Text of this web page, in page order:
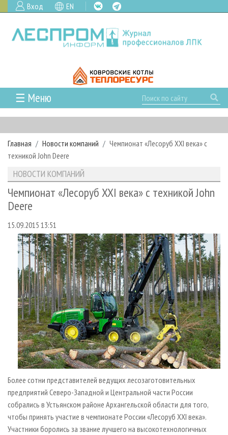
Вход EN
☰ Меню
ГЛАВНАЯ
РУБРИКИ И ТЕМЫ
РУБРИКИ ЖУРНАЛА
ЛЕСНОЕ ХОЗЯЙСТВО
ЛЕСОЗАГОТОВКА
ЛЕСОПИЛЕНИЕ
СУШКА ДРЕВЕСИНЫ
ПРОИЗВОДСТВО ДРЕВЕСНЫХ ПЛИТ
ДЕРЕВЯННОЕ ДОМОСТРОЕНИЕ
ПРОИЗВОДСТВО МЕБЕЛИ
БИОЭНЕРГЕТИКА
ЦБП
ИНСТРУМЕНТ И МАТЕРИАЛЫ
НОВОСТИ
КАЛЕНДАРЬ СОБЫТИЙ
НОВОСТИ ЛПК
НОВОСТИ ЖУРНАЛА
ПРОЕКТЫ ЛПИ
АНАЛИТИКА
ПРЕДПРИЯТИЯ ЛПК
ПЕРСОНЫ
МОБИЛЬНЫЕ ВЫСТАВКИ
ОФИЦИАЛЬНЫЕ ДЕЛЕГАЦИИ
ПРИОРИТЕТНЫЕ ИНВЕСТПРОЕКТЫ
RUSSIAN FORESTRY REVIEW
ГАЗЕТА ЛЕСПРОМФОРУМ
БИБЛИОТЕКА СПЕЦИАЛИСТА
АРХИВ ЖУРНАЛОВ
О ЖУРНАЛЕ
ПОДПИСКА
КОНТАКТЫ
РЕКЛАМОДАТЕЛЯМ
РЕКЛАМА
РЕКЛАМА НА САЙТЕ
Главная Новости компаний
Чемпионат «Лесоруб XXI века» c
техникой John Deere
НОВОСТИ КОМПАНИЙ
Чемпионат «Лесоруб XXI века» c техникой John
Deere
15.09.2015 13:51
Более сотни представителей ведущих лесозаготовительных
предприятий Северо-Западной и Центральной части России
собрались в Устьянском районе Архангельской области для того,
чтобы принять участие в чемпионате России «Лесоруб XXI века».
Участники боролись за звание лучшего на высокотехнологичных